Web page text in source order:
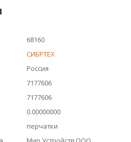
68160
СИБРТЕХ
Россия
7177606
7177606
0.00000000
перчатки